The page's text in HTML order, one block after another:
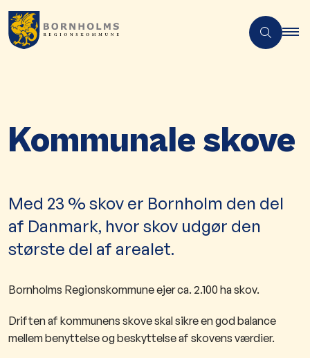
Kommunale skove
Med 23 % skov er Bornholm den del
af Danmark, hvor skov udgør den
største del af arealet.
Bornholms Regionskommune ejer ca. 2.100 ha skov.
Driften af kommunens skove skal sikre en god balance
mellem benyttelse og beskyttelse af skovens værdier.